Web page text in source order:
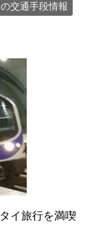
交通手段情報
イ旅行を満喫